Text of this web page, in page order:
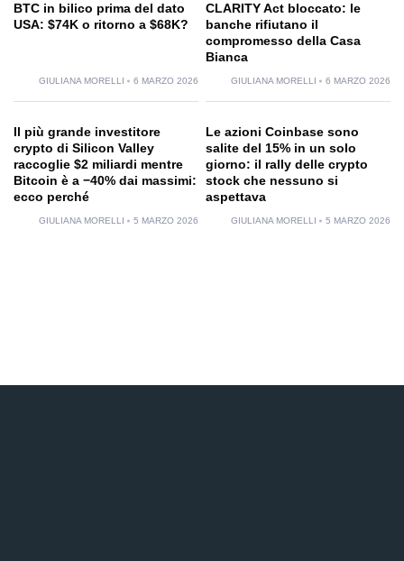
BTC in bilico prima del dato
USA: $74K o ritorno a $68K?
GIULIANA MORELLI 6 MARZO 2026
CLARITY Act bloccato: le
banche rifiutano il
compromesso della Casa
Bianca
GIULIANA MORELLI 6 MARZO 2026
Il più grande investitore
crypto di Silicon Valley
raccoglie $2 miliardi mentre
Bitcoin è a −40% dai massimi:
ecco perché
GIULIANA MORELLI 5 MARZO 2026
Le azioni Coinbase sono
salite del 15% in un solo
giorno: il rally delle crypto
stock che nessuno si
aspettava
GIULIANA MORELLI 5 MARZO 2026